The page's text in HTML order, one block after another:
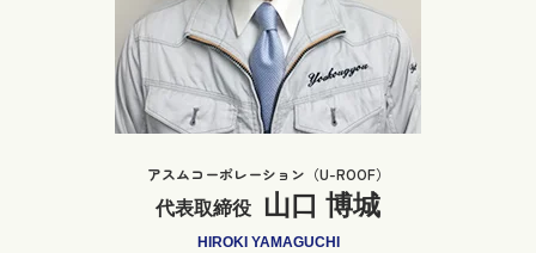
アスムコーポレーション（U-ROOF）
代表取締役
山口 博城
HIROKI YAMAGUCHI